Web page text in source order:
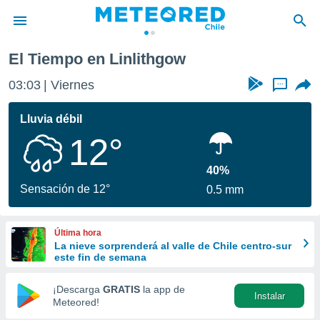
de
por
se
calidad.
a este
las
y
forma
digital
basada
El Tiempo en Linlithgow
03:03 Viernes ...
Lluvia débil
12°
Sensación de 12°
40%
0.5 mm
Última hora
La nieve sorprenderá al valle de Chile centro-sur
este fin de semana
¡Descarga GRATIS la app de
Meteored!
Instalar